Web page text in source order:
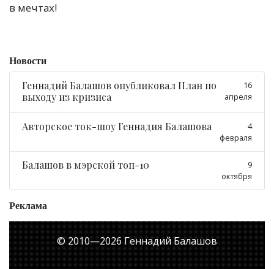
в мечтах!
Новости
Геннадий Балашов опубликовал План по
выходу из кризиса
16
апреля
Авторское ток-шоу Геннадия Балашова
4
февраля
Балашов в мэрской топ-10
9
октября
Реклама
© 2010—2026Геннадий Балашов